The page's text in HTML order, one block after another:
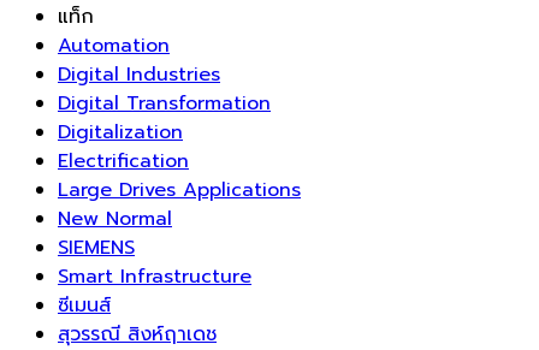
แท็ก
Automation
Digital Industries
Digital Transformation
Digitalization
Electrification
Large Drives Applications
New Normal
SIEMENS
Smart Infrastructure
ซีเมนส์
สุวรรณี สิงห์ฤาเดช